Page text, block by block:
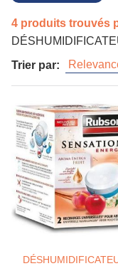
4 produits trouvés
Trier par: